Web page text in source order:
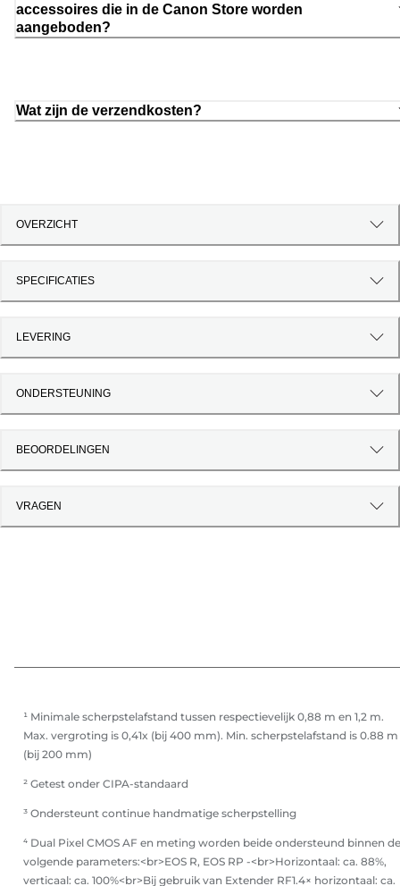
accessoires die in de Canon Store worden
aangeboden?
Wat zijn de verzendkosten?
OVERZICHT
SPECIFICATIES
LEVERING
ONDERSTEUNING
BEOORDELINGEN
VRAGEN
¹ Minimale scherpstelafstand tussen respectievelijk 0,88 m en 1,2 m.
Max. vergroting is 0,41x (bij 400 mm). Min. scherpstelafstand is 0.88 m
(bij 200 mm)
² Getest onder CIPA-standaard
³ Ondersteunt continue handmatige scherpstelling
⁴ Dual Pixel CMOS AF en meting worden beide ondersteund binnen de
volgende parameters:<br>EOS R, EOS RP -<br>Horizontaal: ca. 88%,
verticaal: ca. 100%<br>Bij gebruik van Extender RF1.4× horizontaal: ca.